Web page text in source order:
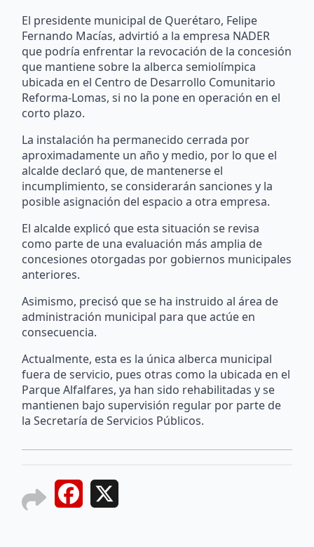
El presidente municipal de Querétaro, Felipe
Fernando Macías, advirtió a la empresa NADER
que podría enfrentar la revocación de la concesión
que mantiene sobre la alberca semiolímpica
ubicada en el Centro de Desarrollo Comunitario
Reforma-Lomas, si no la pone en operación en el
corto plazo.
La instalación ha permanecido cerrada por
aproximadamente un año y medio, por lo que el
alcalde declaró que, de mantenerse el
incumplimiento, se considerarán sanciones y la
posible asignación del espacio a otra empresa.
El alcalde explicó que esta situación se revisa
como parte de una evaluación más amplia de
concesiones otorgadas por gobiernos municipales
anteriores.
Asimismo, precisó que se ha instruido al área de
administración municipal para que actúe en
consecuencia.
Actualmente, esta es la única alberca municipal
fuera de servicio, pues otras como la ubicada en el
Parque Alfalfares, ya han sido rehabilitadas y se
mantienen bajo supervisión regular por parte de
la Secretaría de Servicios Públicos.
Facebook